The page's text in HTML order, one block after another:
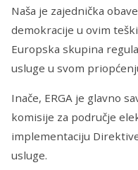
Naša je zajednička
demokracije u ovim
Europska skupina
usluge u svom
Inače, ERGA je glavno
komisije za područje
implementaciju
usluge.